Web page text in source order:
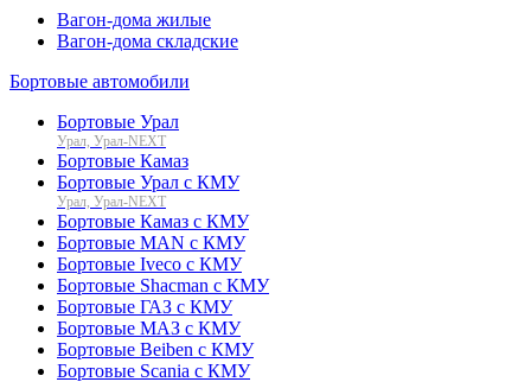
Вагон-дома жилые
Вагон-дома складские
Бортовые автомобили
Бортовые Урал
Урал, Урал-NEXT
Бортовые Камаз
Бортовые Урал с КМУ
Урал, Урал-NEXT
Бортовые Камаз с КМУ
Бортовые MAN с КМУ
Бортовые Iveco с КМУ
Бортовые Shacman с КМУ
Бортовые ГАЗ с КМУ
Бортовые МАЗ с КМУ
Бортовые Beiben с КМУ
Бортовые Scania с КМУ